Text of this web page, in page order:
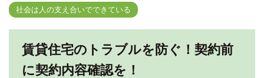
社会は人の支え合いでできている
賃貸住宅のトラブルを防ぐ！契約前
に契約内容確認を！